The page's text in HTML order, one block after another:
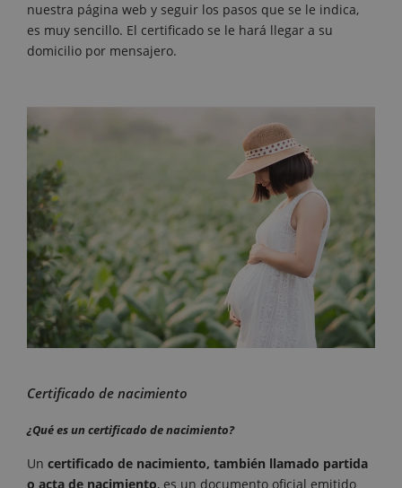
nuestra página web y seguir los pasos que se le indica,
es muy sencillo. El certificado se le hará llegar a su
domicilio por mensajero.
Certificado de nacimiento
¿Qué es un certificado de nacimiento?
Un certificado de nacimiento, también llamado partida
o acta de nacimiento, es un documento oficial emitido